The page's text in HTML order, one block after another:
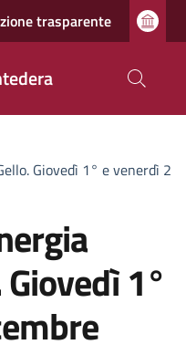
trasparente
Giovedì 1° e venerdì 2
1°